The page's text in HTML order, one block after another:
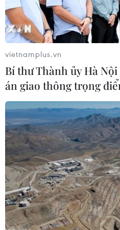
Trước đó, vào khoảng 0h46
hẻm 31, ngách 98, ngõ 43 phố
của 14 người.
vietnamplus.vn
Bí thư Thành ủy Hà
án giao thông trọng